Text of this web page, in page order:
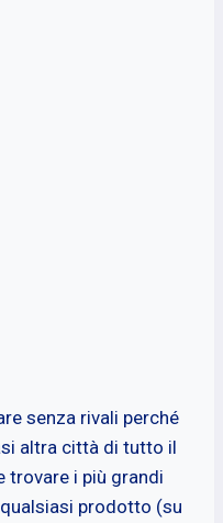
senza rivali perché
altra città di tutto il
trovare i più grandi
prodotto (su